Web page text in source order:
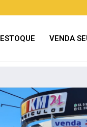
ESTOQUE VENDA